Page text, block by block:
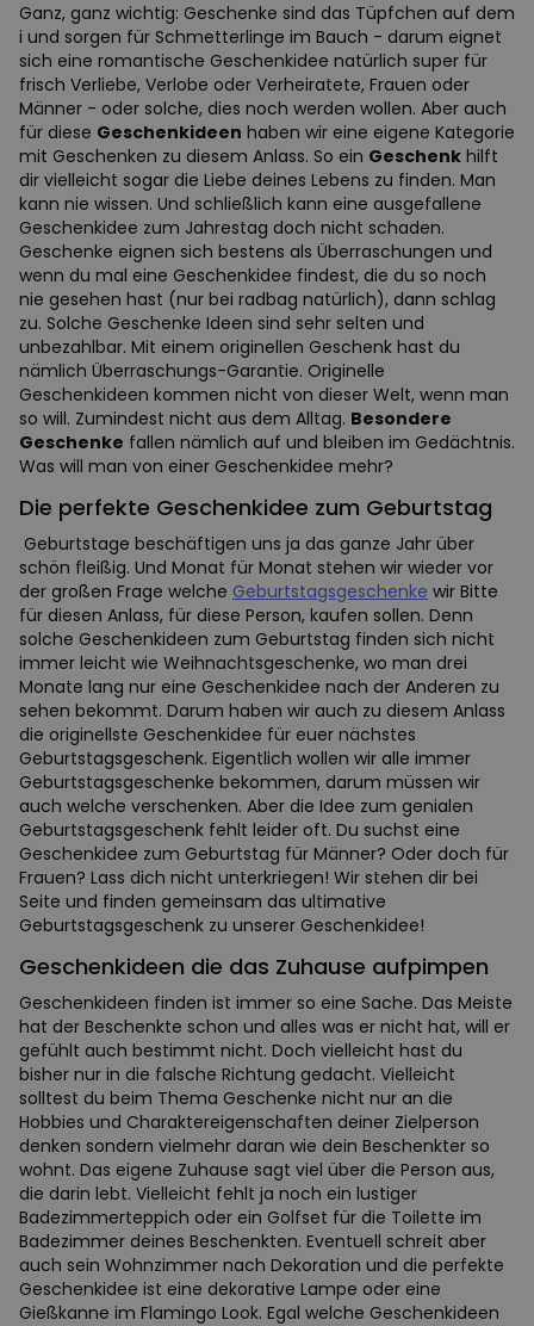
Ganz, ganz wichtig: Geschenke sind das Tüpfchen auf dem
i und sorgen für Schmetterlinge im Bauch - darum eignet
sich eine romantische Geschenkidee natürlich super für
frisch Verliebe, Verlobe oder Verheiratete, Frauen oder
Männer - oder solche, dies noch werden wollen. Aber auch
für diese Geschenkideen haben wir eine eigene Kategorie
mit Geschenken zu diesem Anlass. So ein Geschenk hilft
dir vielleicht sogar die Liebe deines Lebens zu finden. Man
kann nie wissen. Und schließlich kann eine ausgefallene
Geschenkidee zum Jahrestag doch nicht schaden.
Geschenke eignen sich bestens als Überraschungen und
wenn du mal eine Geschenkidee findest, die du so noch
nie gesehen hast (nur bei radbag natürlich), dann schlag
zu. Solche Geschenke Ideen sind sehr selten und
unbezahlbar. Mit einem originellen Geschenk hast du
nämlich Überraschungs-Garantie. Originelle
Geschenkideen kommen nicht von dieser Welt, wenn man
so will. Zumindest nicht aus dem Alltag. Besondere
Geschenke fallen nämlich auf und bleiben im Gedächtnis.
Was will man von einer Geschenkidee mehr?
Die perfekte Geschenkidee zum Geburtstag
Geburtstage beschäftigen uns ja das ganze Jahr über
schön fleißig. Und Monat für Monat stehen wir wieder vor
der großen Frage welche Geburtstagsgeschenke wir Bitte
für diesen Anlass, für diese Person, kaufen sollen. Denn
solche Geschenkideen zum Geburtstag finden sich nicht
immer leicht wie Weihnachtsgeschenke, wo man drei
Monate lang nur eine Geschenkidee nach der Anderen zu
sehen bekommt. Darum haben wir auch zu diesem Anlass
die originellste Geschenkidee für euer nächstes
Geburtstagsgeschenk. Eigentlich wollen wir alle immer
Geburtstagsgeschenke bekommen, darum müssen wir
auch welche verschenken. Aber die Idee zum genialen
Geburtstagsgeschenk fehlt leider oft. Du suchst eine
Geschenkidee zum Geburtstag für Männer? Oder doch für
Frauen? Lass dich nicht unterkriegen! Wir stehen dir bei
Seite und finden gemeinsam das ultimative
Geburtstagsgeschenk zu unserer Geschenkidee!
Geschenkideen die das Zuhause aufpimpen
Geschenkideen finden ist immer so eine Sache. Das Meiste
hat der Beschenkte schon und alles was er nicht hat, will er
gefühlt auch bestimmt nicht. Doch vielleicht hast du
bisher nur in die falsche Richtung gedacht. Vielleicht
solltest du beim Thema Geschenke nicht nur an die
Hobbies und Charaktereigenschaften deiner Zielperson
denken sondern vielmehr daran wie dein Beschenkter so
wohnt. Das eigene Zuhause sagt viel über die Person aus,
die darin lebt. Vielleicht fehlt ja noch ein lustiger
Badezimmerteppich oder ein Golfset für die Toilette im
Badezimmer deines Beschenkten. Eventuell schreit aber
auch sein Wohnzimmer nach Dekoration und die perfekte
Geschenkidee ist eine dekorative Lampe oder eine
Gießkanne im Flamingo Look. Egal welche Geschenkideen